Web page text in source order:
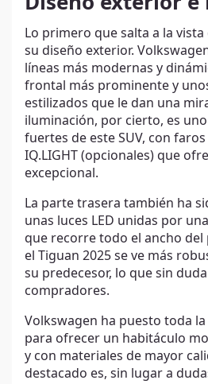
Lo primero que salta a la vista
su diseño exterior.
líneas más modernas y
frontal más prominente y
estilizados que le dan una
iluminación, por cierto, es
fuertes de este SUV, con
IQ.LIGHT (opcionales) que
excepcional.
La parte trasera también ha
unas luces LED unidas por
que recorre todo el ancho del
el Tiguan 2025 se ve más
su predecesor, lo que sin
compradores.
Volkswagen ha puesto toda
para ofrecer un habitáculo
y con materiales de mayor
destacado es, sin lugar a